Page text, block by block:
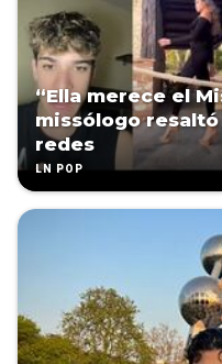
“Ella merece el
missólogo
redes
LN POP